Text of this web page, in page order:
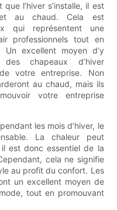
l’hiver s’installe, il est
au chaud. Cela est
qui représentent une
professionnels tout en
excellent moyen d’y
chapeaux d’hiver
votre entreprise. Non
au chaud, mais ils
votre entreprise
les mois d’hiver, le
La chaleur peut
est donc essentiel de la
cela ne signifie
au profit du confort. Les
un excellent moyen de
tout en promouvant